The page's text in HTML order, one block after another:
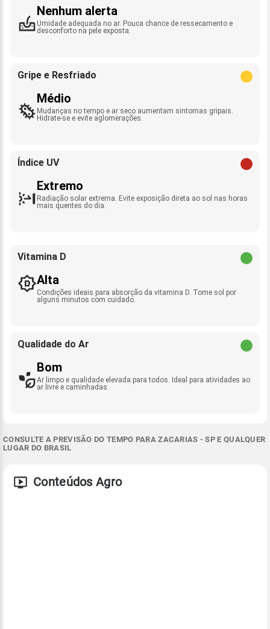
Nenhum alerta
Umidade adequada no ar. Pouca chance de ressecamento e
desconforto na pele exposta.
Gripe e Resfriado
Médio
Mudanças no tempo e ar seco aumentam sintomas gripais.
Hidrate-se e evite aglomerações.
Índice UV
Extremo
Radiação solar extrema. Evite exposição direta ao sol nas horas
mais quentes do dia.
Vitamina D
Alta
Condições ideais para absorção da vitamina D. Tome sol por
alguns minutos com cuidado.
Qualidade do Ar
Bom
Ar limpo e qualidade elevada para todos. Ideal para atividades ao
ar livre e caminhadas.
CONSULTE A PREVISÃO DO TEMPO PARA ZACARIAS - SP E QUALQUER
LUGAR DO BRASIL
Conteúdos Agro